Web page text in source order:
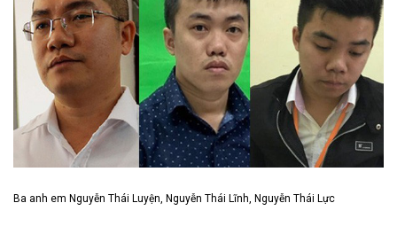
Ba anh em Nguyễn Thái Luyện, Nguyễn Thái Lĩnh, Nguyễn Thái Lực